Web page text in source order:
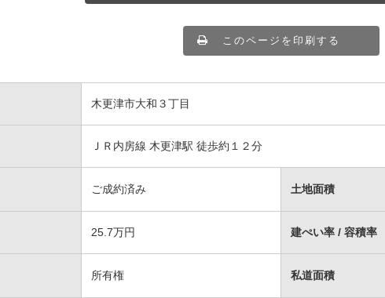
このページを印刷する
木更津市大和３丁目
ＪＲ内房線 木更津駅 徒歩約１２分
ご成約済み 土地面積
25.7万円 建ぺい率 / 容積率
所有権 私道面積